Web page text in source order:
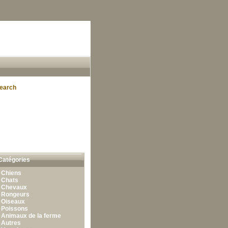
Chiens
Chats
Chevaux
Rongeurs
Oiseaux
Poissons
Animaux de la ferme
Autres